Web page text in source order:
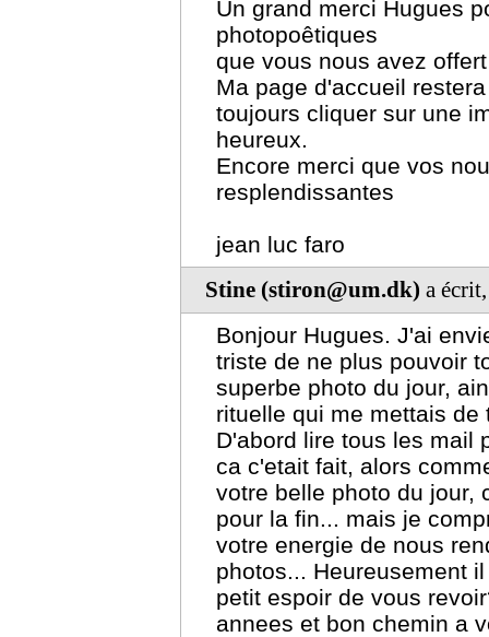
Un grand merci Hugues
photopoêtiques
que vous nous avez
Ma page d'accueil
toujours cliquer sur une
heureux.
Encore merci que vos
resplendissantes
jean luc faro
Stine (stiron@um.dk) a
Bonjour Hugues. J'ai
triste de ne plus pouvoir
superbe photo du jour,
rituelle qui me mettais
D'abord lire tous les mail
ca c'etait fait, alors
votre belle photo du jour,
pour la fin... mais je
votre energie de nous
photos... Heureusement
petit espoir de vous
annees et bon chemin a